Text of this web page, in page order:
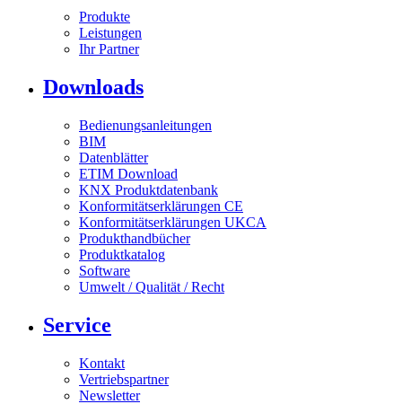
Produkte
Leistungen
Ihr Partner
Downloads
Bedienungsanleitungen
BIM
Datenblätter
ETIM Download
KNX Produktdatenbank
Konformitätserklärungen CE
Konformitätserklärungen UKCA
Produkthandbücher
Produktkatalog
Software
Umwelt / Qualität / Recht
Service
Kontakt
Vertriebspartner
Newsletter